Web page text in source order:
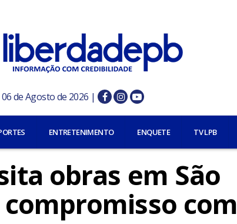
de Agosto de 2026 |
ENTRETENIMENTO ENQUETE TV LPB
obras em São
com